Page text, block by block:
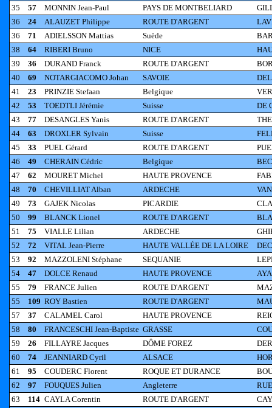
35
57 MONNIN Jean-Paul PAYS DE MONTBELIARD
36
24 ALAUZET Philippe ROUTE D'ARGENT
36
71 ADIELSSON Mattias Suède
38
64 RIBERI Bruno NICE
39
36 DURAND Franck ROUTE D'ARGENT
40
69 NOTARGIACOMO Johan SAVOIE
41
23 PRINZIE Stefaan Belgique
42
53 TOEDTLI Jérémie Suisse
DE
43
77 DESANGLES Yanis ROUTE D'ARGENT
44
63 DROXLER Sylvain Suisse
45
33 PUEL Gérard ROUTE D'ARGENT
46
49 CHERAIN Cédric Belgique
47
62 MOURET Michel HAUTE PROVENCE
48
70 CHEVILLIAT Alban ARDECHE
49
73 GAJEK Nicolas PICARDIE
50
99 BLANCK Lionel ROUTE D'ARGENT
51
75 VIALLE Lilian ARDECHE
52
72 VITAL Jean-Pierre HAUTE VALLÉE DE LA LOIRE
53
92 MAZZOLENI Stéphane SEQUANIE
54
47 DOLCE Renaud HAUTE PROVENCE
55
79 FRANCE Julien ROUTE D'ARGENT
55
109 ROY Bastien ROUTE D'ARGENT
57
37 CALAMEL Carol HAUTE PROVENCE
58
80 FRANCESCHI Jean-Baptiste GRASSE
59
26 FILLAYRE Jacques DÔME FOREZ
60
74 JEANNIARD Cyril ALSACE
61
95 COUDERC Florent ROQUE ET DURANCE
62
97 FOUQUES Julien Angleterre
63
114 CAYLA Corentin ROUTE D'ARGENT